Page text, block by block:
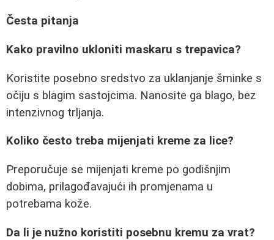
Česta pitanja
Kako pravilno ukloniti maskaru s trepavica?
Koristite posebno sredstvo za uklanjanje šminke s
očiju s blagim sastojcima. Nanosite ga blago, bez
intenzivnog trljanja.
Koliko često treba mijenjati kreme za lice?
Preporučuje se mijenjati kreme po godišnjim
dobima, prilagođavajući ih promjenama u
potrebama kože.
Da li je nužno koristiti posebnu kremu za vrat?